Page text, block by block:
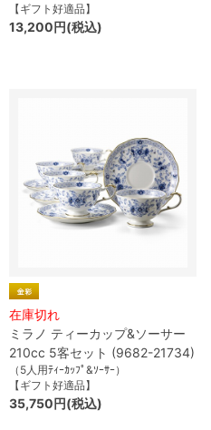
【ギフト好適品】
13,200円(税込)
在庫切れ
ミラノ ティーカップ&ソーサー
210cc 5客セット (9682-21734)
（5人用ﾃｨｰｶｯﾌﾟ&ｿｰｻｰ）
【ギフト好適品】
35,750円(税込)